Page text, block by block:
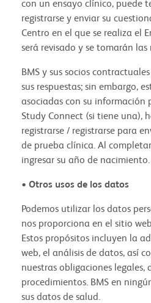
con un ensayo clínico, puede
registrarse y enviar su
Centro en el que se realiza el
será revisado y se tomarán las
BMS y sus socios
sus respuestas; sin embargo,
asociadas con su información
Study Connect (si tiene una),
registrarse / registrarse para
de prueba clínica. Al
ingresar su año de nacimiento.
• Otros usos de los datos
Podemos utilizar los datos
nos proporciona en el sitio
Estos propósitos incluyen la
web, el análisis de datos, así
nuestras obligaciones legales,
procedimientos. BMS en
sus datos de salud.